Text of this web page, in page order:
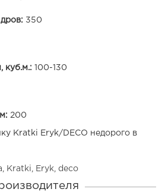
350
куб.м.: 100-130
200
Kratki Eryk/DECO недорого в
Kratki Eryk deco